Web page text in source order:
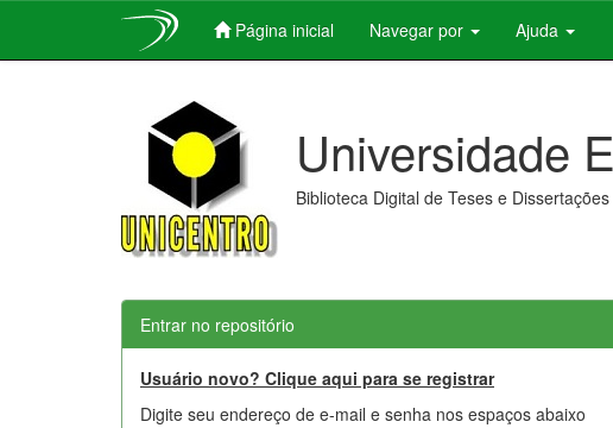
Página inicial Navegar por Ajuda
Universidade
Biblioteca Digital de Teses e Dissertações
Entrar no repositório
Usuário novo? Clique aqui para se registrar
Digite seu endereço de e-mail e senha nos espaços abaixo